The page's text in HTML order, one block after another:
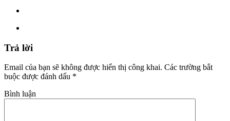
Trả lời
Email của bạn sẽ không được hiển thị công khai. Các trường bắt
buộc được đánh dấu *
Bình luận